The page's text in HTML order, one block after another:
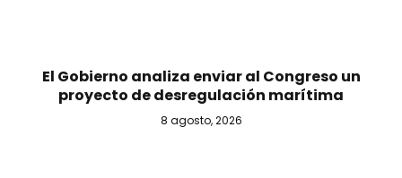
El Gobierno analiza enviar al Congreso un
proyecto de desregulación marítima
8 agosto, 2026